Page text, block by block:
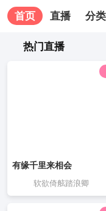
首页 直播 分类
热门直播
有缘千里来相会
软欲倚舷踏浪卿